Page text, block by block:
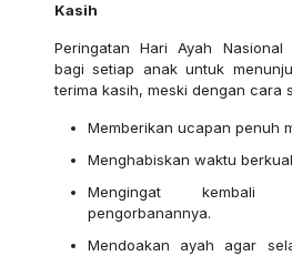
Kasih
Peringatan Hari Ayah Nasional
bagi setiap anak untuk
terima kasih, meski dengan cara
Memberikan ucapan penuh
Menghabiskan waktu
Mengingat kembali
pengorbanannya.
Mendoakan ayah agar